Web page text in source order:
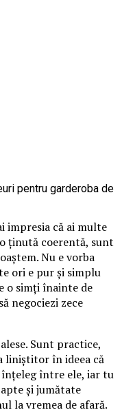
impresia că ai multe
ținută coerentă, sunt
Nu e vorba
ori e pur și simplu
o simți înainte de
negociezi zece
Sunt practice,
liniștitor în ideea că
înțeleg între ele, iar tu
și jumătate
la vremea de afară.